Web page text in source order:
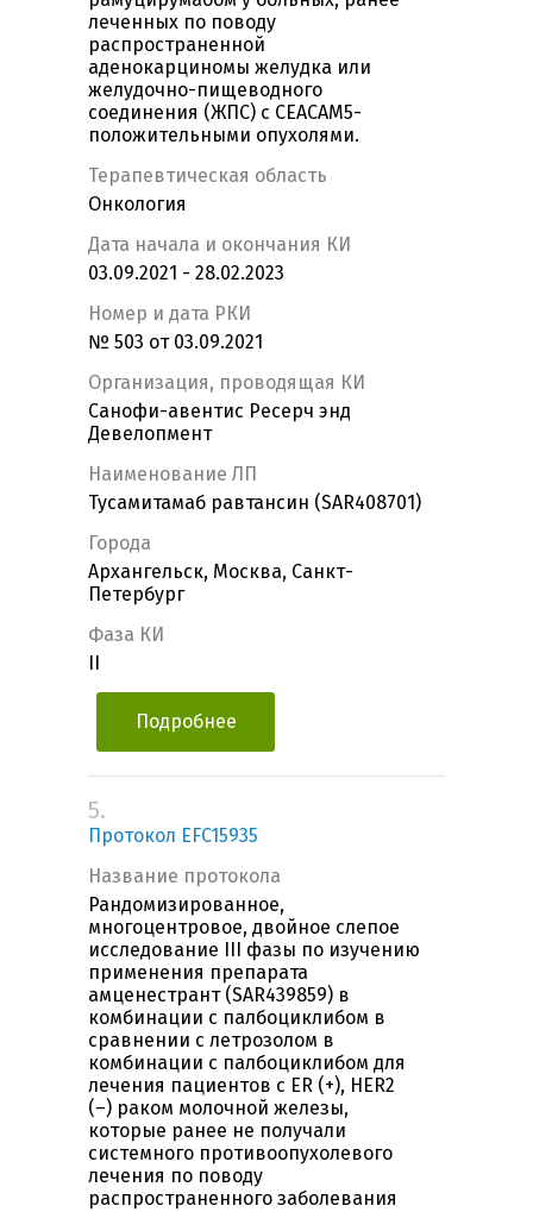
леченных по поводу
распространенной
аденокарциномы желудка или
желудочно-пищеводного
соединения (ЖПС) с CEACAM5-
положительными опухолями.
Терапевтическая область
Онкология
Дата начала и окончания КИ
03.09.2021 - 28.02.2023
Номер и дата РКИ
№ 503 от 03.09.2021
Организация, проводящая КИ
Санофи-авентис Ресерч энд
Девелопмент
Наименование ЛП
Тусамитамаб равтансин (SAR408701)
Города
Архангельск, Москва, Санкт-
Петербург
Фаза КИ
Подробнее
5.
Протокол EFC15935
Название протокола
Рандомизированное,
многоцентровое, двойное слепое
исследование III фазы по изучению
применения препарата
амценестрант (SAR439859) в
комбинации с палбоциклибом в
сравнении с летрозолом в
комбинации с палбоциклибом для
лечения пациентов с ER (+), HER2
(–) раком молочной железы,
которые ранее не получали
системного противоопухолевого
лечения по поводу
распространенного заболевания